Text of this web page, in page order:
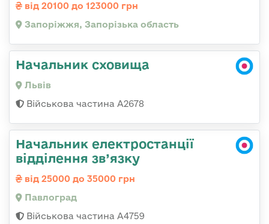
від 20100 до 123000 грн
Запоріжжя, Запорізька область
Начальник сховища
Львів
Військова частина А2678
Начальник електростанції
відділення зв’язку
від 25000 до 35000 грн
Павлоград
Військова частина А4759